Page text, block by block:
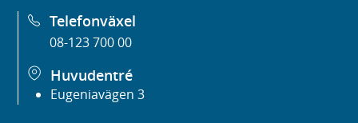
Telefonväxel
08-123 700 00
Huvudentré
Eugeniavägen 3